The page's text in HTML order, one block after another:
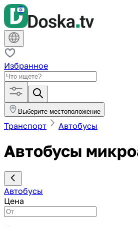
Избранное
Выберите местоположение
Транспорт Автобусы
Автобусы
Автобусы
Цена